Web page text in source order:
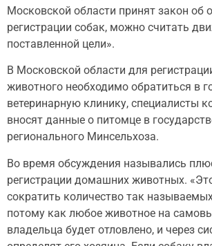
Московской области принят закон об
регистрации собак, можно считать
поставленной цели».
В Московской области для
животного необходимо обратиться в
ветеринарную клинику, специалисты
вносят данные о питомце в
регионального Минсельхоза.
Во время обсуждения назывались
регистрации домашних животных.
сократить количество так
потому как любое животное на
владельца будет отловлено, и через